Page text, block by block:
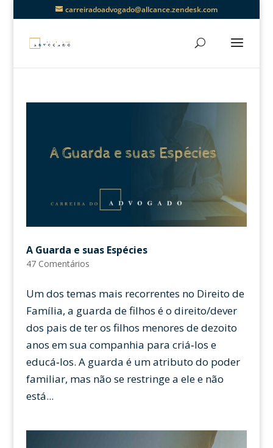
carreiradoadvogado@allcance.zendesk.com
A Guarda e suas Espécies
47 Comentários
Um dos temas mais recorrentes no Direito de
Família, a guarda de filhos é o direito/dever
dos pais de ter os filhos menores de dezoito
anos em sua companhia para criá­‑los e
educá­‑los. A guarda é um atributo do poder
familiar, mas não se restringe a ele e não
está...